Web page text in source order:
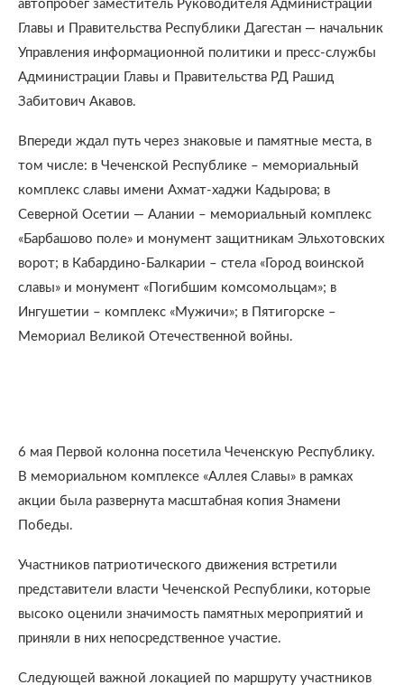
автопробег заместитель Руководителя Администрации
Главы и Правительства Республики Дагестан — начальник
Управления информационной политики и пресс-службы
Администрации Главы и Правительства РД Рашид
Забитович Акавов.
Впереди ждал путь через знаковые и памятные места, в
том числе: в Чеченской Республике – мемориальный
комплекс славы имени Ахмат-хаджи Кадырова; в
Северной Осетии — Алании – мемориальный комплекс
«Барбашово поле» и монумент защитникам Эльхотовских
ворот; в Кабардино-Балкарии – стела «Город воинской
славы» и монумент «Погибшим комсомольцам»; в
Ингушетии – комплекс «Мужичи»; в Пятигорске –
Мемориал Великой Отечественной войны.
6 мая Первой колонна посетила Чеченскую Республику.
В мемориальном комплексе «Аллея Славы» в рамках
акции была развернута масштабная копия Знамени
Победы.
Участников патриотического движения встретили
представители власти Чеченской Республики, которые
высоко оценили значимость памятных мероприятий и
приняли в них непосредственное участие.
Следующей важной локацией по маршруту участников